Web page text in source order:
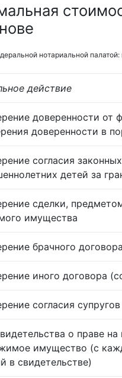
нотариальной
действие
доверенности от
доверенности в
согласия
детей за
сделки,
имущества
брачного договора
иного договора
согласия
о праве
имущество (с
в свидетельстве)